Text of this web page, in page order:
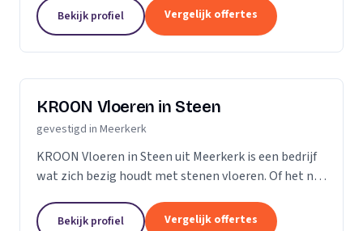
een aantrekkelijke prijs. Bij ons treft u een...
Bekijk profiel Vergelijk offertes
KROON Vloeren in Steen
gevestigd in Meerkerk
KROON Vloeren in Steen uit Meerkerk is een bedrijf
wat zich bezig houdt met stenen vloeren. Of het nu
tegelzetters, vloerverwarming, onderhoud,...
Bekijk profiel Vergelijk offertes